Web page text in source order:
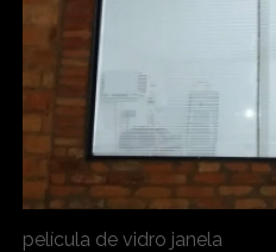
película de vidro janela